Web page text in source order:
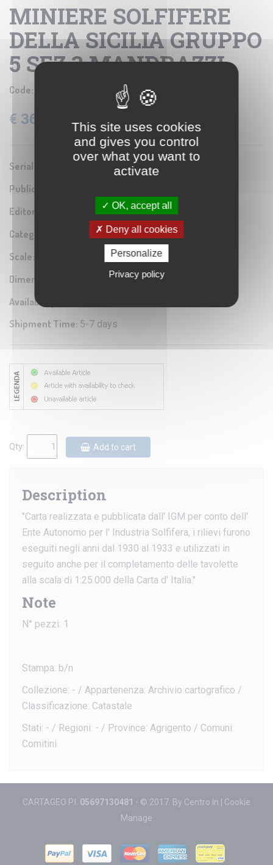
MINIERE SOLFIFERE
DELLA SICILIA GRUPPO
5 SEZ 3 MANDRAZZI
Code:
€ 36.60 VAT: 22% Included
Serial number:
Publication year:
Editor / Manifacturer:Istituto Geografico Militare
Category: Antique map reproduction
Scale:
Dimensions:
Availability:
Shipment Time: 5-7 days
Qty: Add to cart
Description
"Carta realizzata e pubblicata dall' IGM per conto dell'
Ente Autonomo per l' Industria Solfifera, i rilievi furono
eseguiti negli anni dal 1930 al 1933 e utilizzati in
seguito anche per il completamento delle tavolette
alla scala di 1:25.000 della Carta d' Italia."
Note
N° pezzi: 1
Stampa: b/n
Collezione: - / Appartenenza: Archivio cartografico /
Classificazione: Catastale
Stati: - / Regioni: - / Province: Agrigento / Comuni:
Comitini
CARTAGEO P.I. 05697130481 - © 2017. By Centro In
Cookie
Manage
This site uses cookies
and gives you control
over what you want to
activate
OK, accept all
Deny all cookies
Personalize
Privacy policy